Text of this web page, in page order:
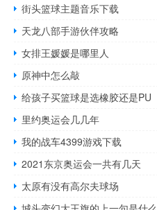
街头篮球主题音乐下载
天龙八部手游伙伴攻略
女排王媛媛是哪里人
原神中怎么敲
给孩子买篮球是选橡胶还是PU
里约奥运会几几年
我的战车4399游戏下载
2021东京奥运会一共有几天
太原有没有高尔夫球场